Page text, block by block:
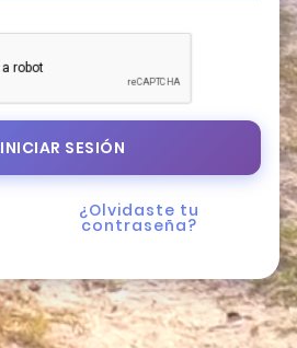
INICIAR SESIÓN
¿Olvidaste tu
contraseña?